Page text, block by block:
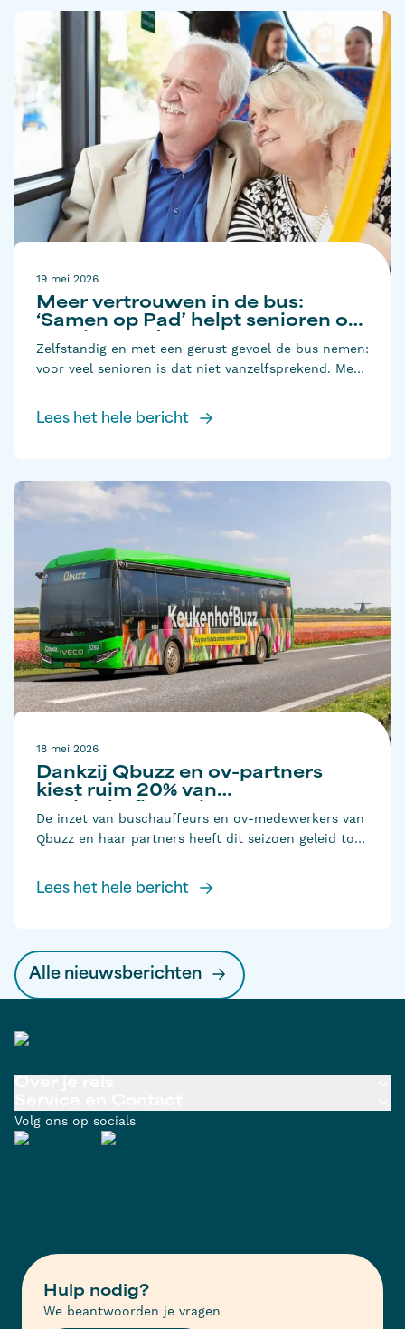
19 mei 2026
Meer vertrouwen in de bus:
‘Samen op Pad’ helpt senioren op
weg in Gouda
Zelfstandig en met een gerust gevoel de bus nemen:
voor veel senioren is dat niet vanzelfsprekend. Met
openbaarvervoerder Qbuzz ze op een toegankelijke
en praktische manier om (weer) vertrouwd te raken
samenwerking met Kwadraad maatschappelijk werk,
was snel volgeboekt en kreeg enthousiaste reacties.
Deelnemers gaven aan dat zij zich na afloop
zekerder voelen om zelfstandig een reis te plannen
en te maken.
Lees het hele bericht
18 mei 2026
Dankzij Qbuzz en ov-partners
kiest ruim 20% van
Keukenhofbezoekers voor
openbaar vervoer
De inzet van buschauffeurs en ov-medewerkers van
Qbuzz en haar partners heeft dit seizoen geleid tot
Keukenhof. Ruim 20 procent van alle bezoekers
koos voor bus en trein, waarmee het aandeel ov-
in de Bollenstreek en betere bereikbaarheid tijdens
het drukke bollenseizoen.
Lees het hele bericht
Alle nieuwsberichten
Volg ons op socials
Hulp nodig?
We beantwoorden je vragen